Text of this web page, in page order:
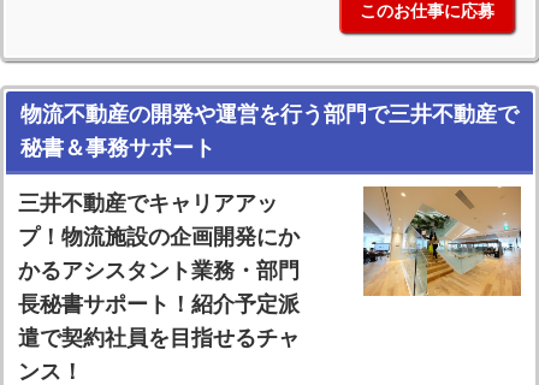
このお仕事に応募
物流不動産の開発や運営を行う部門で三井不動産で
秘書＆事務サポート
三井不動産でキャリアアッ
プ！物流施設の企画開発にか
かるアシスタント業務・部門
長秘書サポート！紹介予定派
遣で契約社員を目指せるチャ
ンス！